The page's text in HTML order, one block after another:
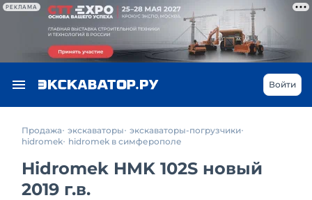
РЕКЛАМА
Войти
Продажа экскаваторы экскаваторы-погрузчики
hidromek hidromek в симферополе
Hidromek HMK 102S новый
2019 г.в.